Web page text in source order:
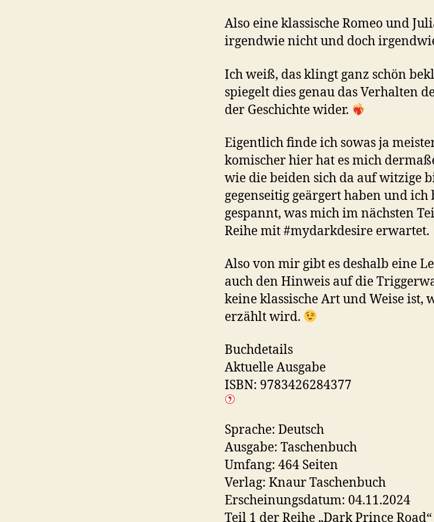
Also eine klassische Romeo und
irgendwie nicht und doch
Ich weiß, das klingt ganz schön
spiegelt dies genau das Verhalten
der Geschichte wider.
Eigentlich finde ich sowas ja
komischer hier hat es mich
wie die beiden sich da auf witzige
gegenseitig geärgert haben und
gespannt, was mich im nächsten
Reihe mit #mydarkdesire erwartet.
Also von mir gibt es deshalb eine
auch den Hinweis auf die
keine klassische Art und Weise ist,
erzählt wird.
Buchdetails
Aktuelle Ausgabe
ISBN: 9783426284377
Sprache: Deutsch
Ausgabe: Taschenbuch
Umfang: 464 Seiten
Verlag: Knaur Taschenbuch
Erscheinungsdatum: 04.11.2024
Teil 1 der Reihe „Dark Prince Road“